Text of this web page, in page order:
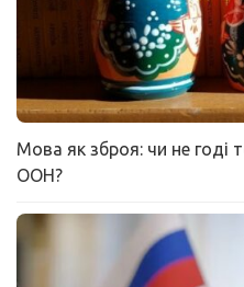
Мова як зброя: чи не годі
ООН?